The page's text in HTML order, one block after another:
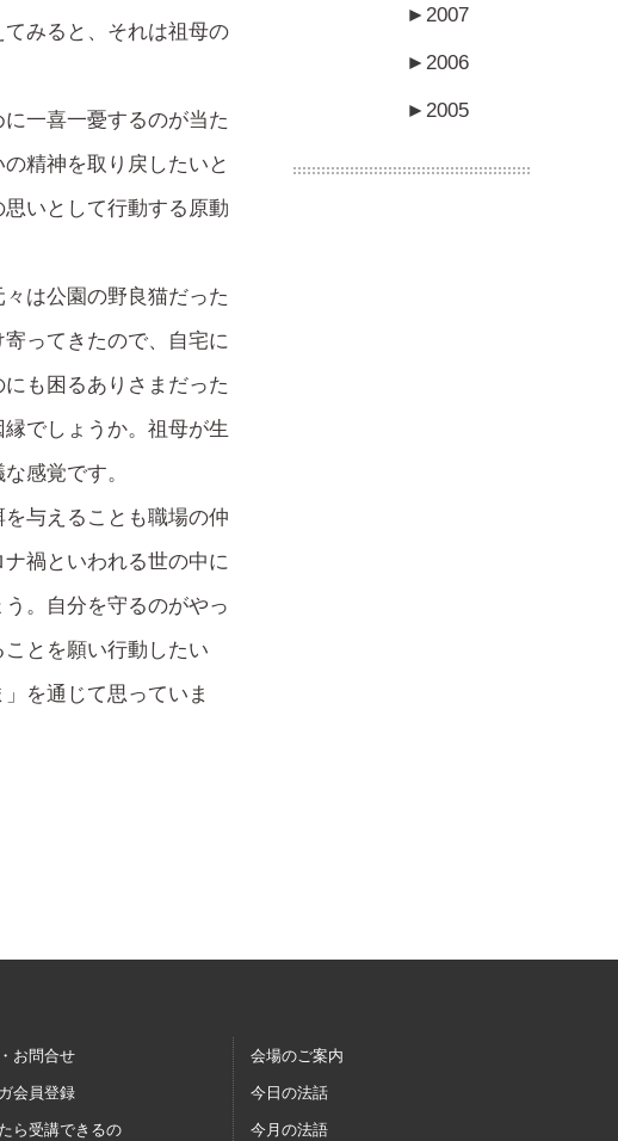
みると、それは祖母の
一喜一憂するのが当た
精神を取り戻したいと
いとして行動する原動
は公園の野良猫だった
ってきたので、自宅に
も困るありさまだった
でしょうか。祖母が生
感覚です。
与えることも職場の仲
禍といわれる世の中に
。自分を守るのがやっ
とを願い行動したい
を通じて思っていま
► 2007
► 2006
► 2005
お問合せ
会員登録
ら受講できるの
会場のご案内
今日の法話
今月の法語